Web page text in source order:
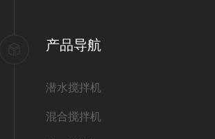
产品导航
潜水搅拌机
混合搅拌机